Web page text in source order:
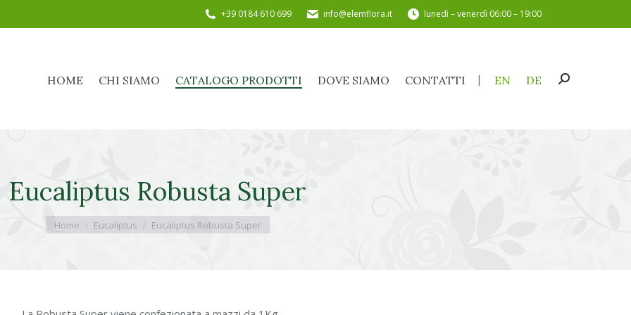
+39 0184 610 699 info@elemflora.it lunedì – venerdì 06:00 – 19:00
HOME CHI SIAMO CATALOGO PRODOTTI DOVE SIAMO CONTATTI EN DE Cerca:
Eucaliptus Robusta Super
Tu sei qui:
Home Eucaliptus Eucaliptus Robusta Super
HOME CHI SIAMO CATALOGO PRODOTTI DOVE SIAMO CONTATTI EN DE